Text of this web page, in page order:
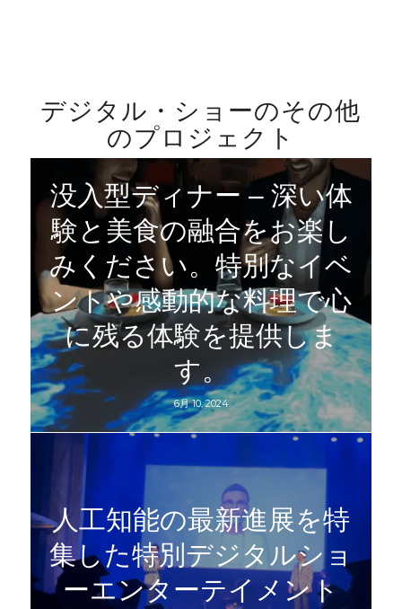
デジタル・ショーのその他
のプロジェクト
没入型ディナー – 深い体
験と美食の融合をお楽し
みください。特別なイベ
ントや感動的な料理で心
に残る体験を提供しま
す。
6月 10, 2024
人工知能の最新進展を特
集した特別デジタルショ
ーエンターテイメント